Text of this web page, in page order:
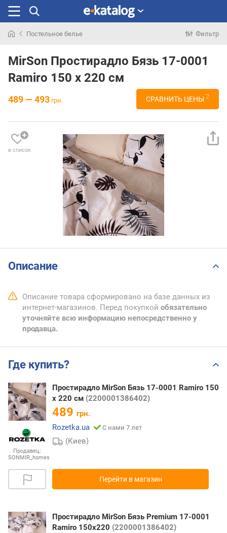
раньше
Постельное белье Фильтр
MirSon Простирадло Бязь 17-0001
Ramiro 150 х 220 см
489 — 493 грн. СРАВНИТЬ ЦЕНЫ 2
в список
Описание
Описание товара сформировано на базе данных из
интернет-магазинов. Перед покупкой обязательно
уточняйте всю информацию непосредственно у
продавца.
Где купить?
Продавец:
SONMIR_homes
Простирадло MirSon Бязь 17-0001 Ramiro 150
х 220 см (2200001386402)
489 грн.
Rozetka.ua
С нами 7 лет
(Киев)
Перейти в магазин
Простирадло MirSon Бязь Premium 17-0001
Ramiro 150х220 (2200001386402)